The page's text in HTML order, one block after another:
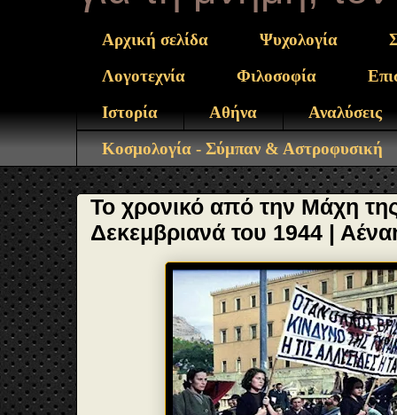
Αρχική σελίδα Ψυχολογία
Λογοτεχνία
Φιλοσοφία
Ιστορία
Αθήνα
Αναλύσεις
Κοσμολογία - Σύμπαν & Αστροφυσική
Το χρονικό από την Μάχη
Δεκεμβριανά του 1944 |